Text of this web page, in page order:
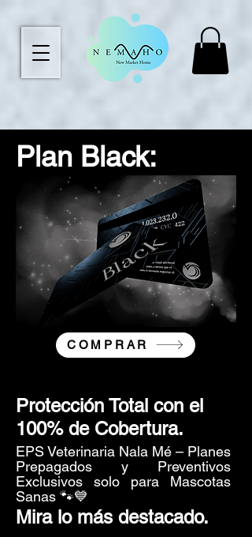
Plan Black:
COMPRAR
Protección Total con el
100% de Cobertura.
EPS Veterinaria Nala Mé – Planes
Prepagados y Preventivos
Exclusivos solo para Mascotas
Sanas 🐾💙
Mira lo más destacado.